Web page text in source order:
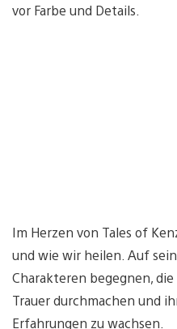
vor Farbe und Details.
Im Herzen von Tales of
und wie wir heilen. Auf
Charakteren begegnen,
Trauer durchmachen und
Erfahrungen zu wachsen.